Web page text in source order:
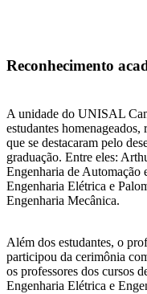
Reconhecimento
A unidade do UNISAL
estudantes homenageados,
que se destacaram pelo
graduação. Entre eles:
Engenharia de
Engenharia Elétrica e
Engenharia Mecânica.
Além dos estudantes, o
participou da cerimônia
os professores dos cursos
Engenharia Elétrica e